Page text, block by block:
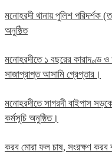
মনোহরদী থানায় পুলিশ পরিদর্শক
অনুষ্ঠিত
মনোহরদীতে ১ বছরের কারাদণ্ড
সাজাপ্রাপ্ত আসামি গ্রেপ্তার।
মনোহরদীতে সাগরদী বাইপাস
কর্মসূচি অনুষ্ঠিত।
করব মোরা ফল চাষ, সংরক্ষণ করব